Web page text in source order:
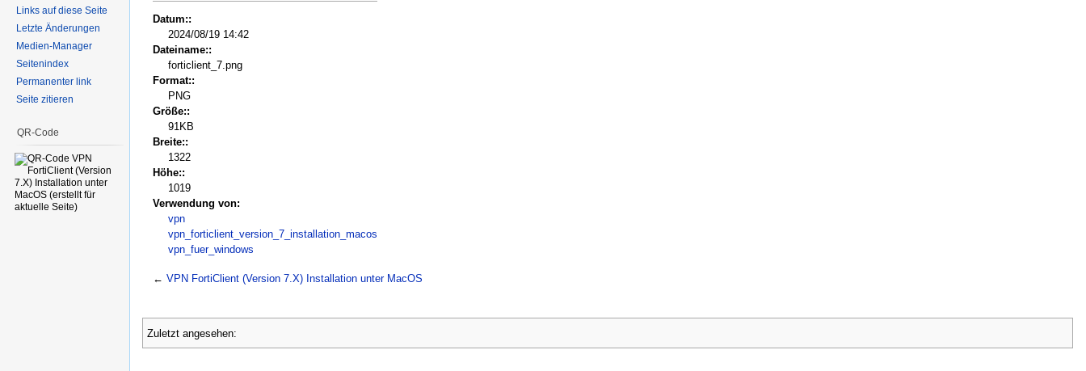
Datum::
2024/08/19 14:42
Dateiname::
forticlient_7.png
Format::
PNG
Größe::
91KB
Breite::
1322
Höhe::
1019
Verwendung von:
vpn
vpn_forticlient_version_7_installation_macos
vpn_fuer_windows
← VPN FortiClient (Version 7.X) Installation unter MacOS
Zuletzt angesehen:
Links auf diese Seite
Letzte Änderungen
Medien-Manager
Seitenindex
Permanenter link
Seite zitieren
QR-Code